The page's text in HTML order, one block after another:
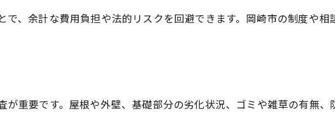
、余計な費用負担や法的リスクを回避できます。岡崎市の制度や相
重要です。屋根や外壁、基礎部分の劣化状況、ゴミや雑草の有無、